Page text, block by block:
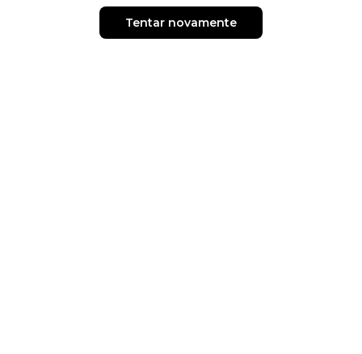
Tentar novamente